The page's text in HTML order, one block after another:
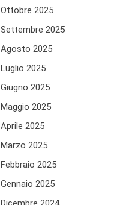
Ottobre 2025
Settembre 2025
Agosto 2025
Luglio 2025
Giugno 2025
Maggio 2025
Aprile 2025
Marzo 2025
Febbraio 2025
Gennaio 2025